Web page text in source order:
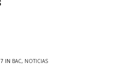
IN BAC, NOTICIAS